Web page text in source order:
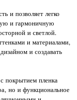
и позволяет легко
и гармоничную
и светлой.
и материалами,
и создавать
покрытием пленка
но и функциональное